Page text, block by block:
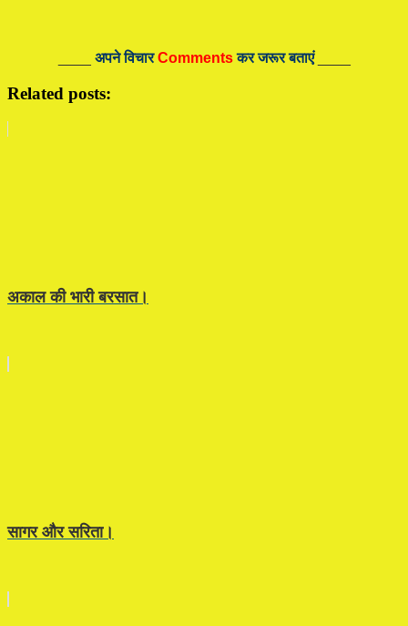
अपने विचारCommentsकर जरूर बताएं____
Related posts:
अकाल की भारी बरसात।
सागर और सरिता।